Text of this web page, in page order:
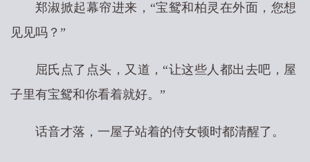
郑淑掀起幕帘进来，“宝鸳和柏灵在外面，您想
见见吗？”
屈氏点了点头，又道，“让这些人都出去吧，屋
子里有宝鸳和你看着就好。”
话音才落，一屋子站着的侍女顿时都清醒了。